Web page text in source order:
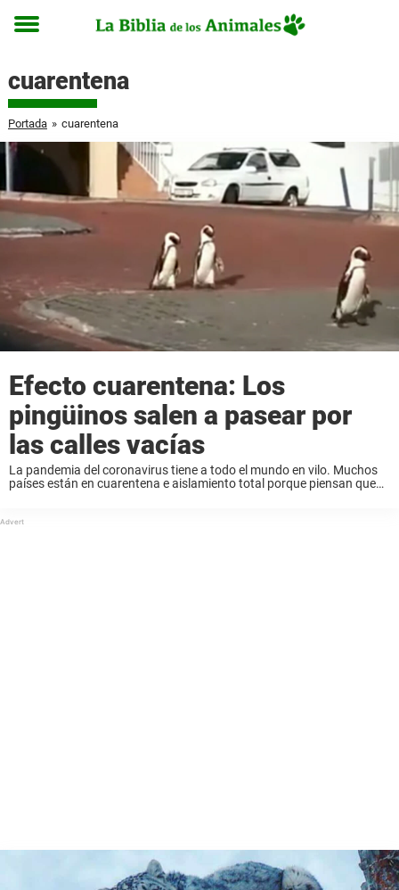
Toggle
cuarentena
Portada » cuarentena
Efecto cuarentena: Los
pingüinos salen a pasear por
las calles vacías
La pandemia del coronavirus tiene a todo el mundo en vilo. Muchos
países están en cuarentena e aislamiento total porque piensan que